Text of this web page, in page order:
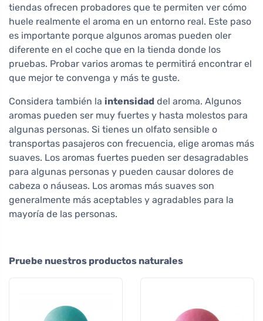
tiendas ofrecen probadores que te permiten ver cómo
huele realmente el aroma en un entorno real. Este paso
es importante porque algunos aromas pueden oler
diferente en el coche que en la tienda donde los
pruebas. Probar varios aromas te permitirá encontrar el
que mejor te convenga y más te guste.
Considera también la intensidad del aroma. Algunos
aromas pueden ser muy fuertes y hasta molestos para
algunas personas. Si tienes un olfato sensible o
transportas pasajeros con frecuencia, elige aromas más
suaves. Los aromas fuertes pueden ser desagradables
para algunas personas y pueden causar dolores de
cabeza o náuseas. Los aromas más suaves son
generalmente más aceptables y agradables para la
mayoría de las personas.
Pruebe nuestros productos naturales